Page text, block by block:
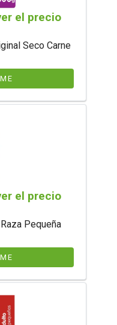
el precio
Seco Carne
el precio
Pequeña